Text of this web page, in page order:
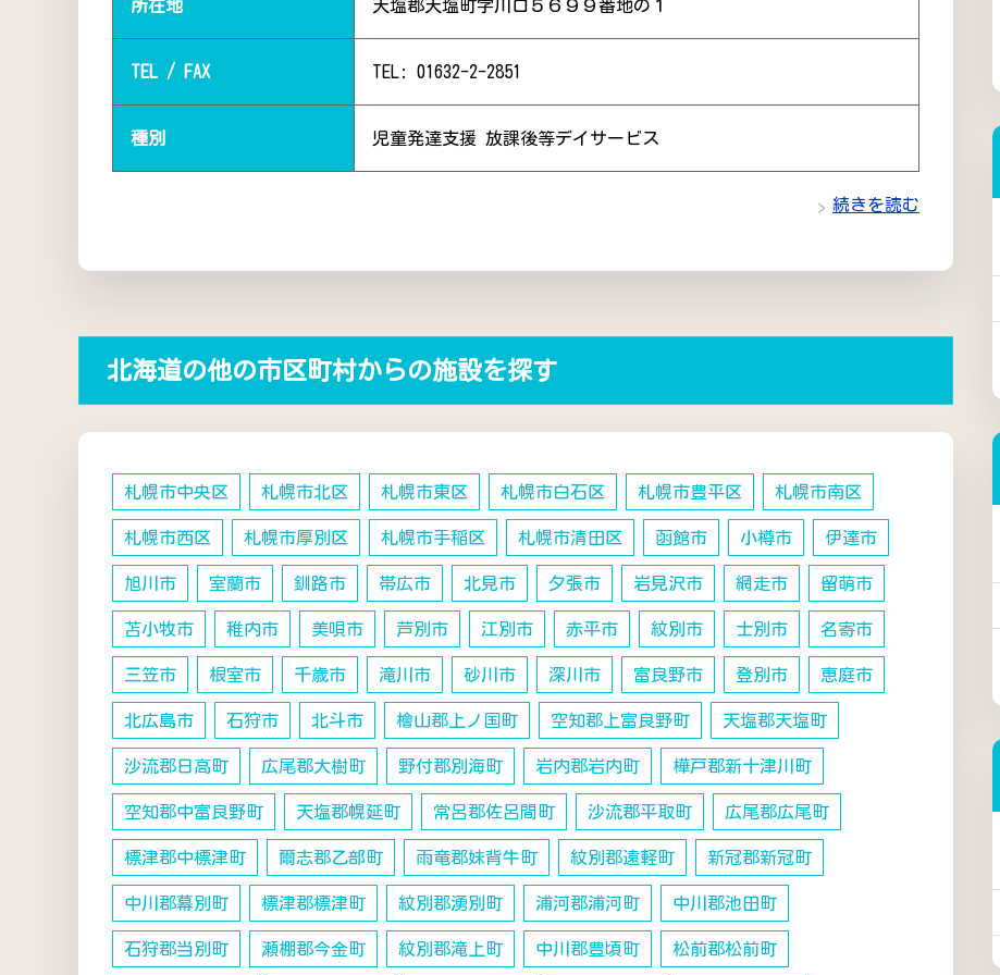
所在地 天塩郡天塩町字川口５６９９番地の１
TEL / FAX TEL: 01632-2-2851
種別 児童発達支援 放課後等デイサービス
続きを読む
北海道の他の市区町村からの施設を探す
札幌市中央区 札幌市北区 札幌市東区 札幌市白石区 札幌市豊平区 札幌市南区
札幌市西区 札幌市厚別区 札幌市手稲区 札幌市清田区 函館市 小樽市 伊達市
旭川市 室蘭市 釧路市 帯広市 北見市 夕張市 岩見沢市 網走市 留萌市
苫小牧市 稚内市 美唄市 芦別市 江別市 赤平市 紋別市 士別市 名寄市
三笠市 根室市 千歳市 滝川市 砂川市 深川市 富良野市 登別市 恵庭市
北広島市 石狩市 北斗市 檜山郡上ノ国町 空知郡上富良野町 天塩郡天塩町
沙流郡日高町 広尾郡大樹町 野付郡別海町 岩内郡岩内町 樺戸郡新十津川町
空知郡中富良野町 天塩郡幌延町 常呂郡佐呂間町 沙流郡平取町 広尾郡広尾町
標津郡中標津町 爾志郡乙部町 雨竜郡妹背牛町 紋別郡遠軽町 新冠郡新冠町
中川郡幕別町 標津郡標津町 紋別郡湧別町 浦河郡浦河町 中川郡池田町
石狩郡当別町 瀬棚郡今金町 紋別郡滝上町 中川郡豊頃町 松前郡松前町